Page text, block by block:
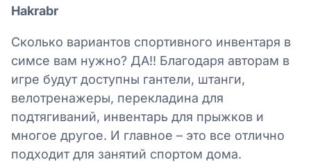
Hakrabr
Сколько вариантов спортивного инвентаря в
симсе вам нужно? ДА!! Благодаря авторам в
игре будут доступны гантели, штанги,
велотренажеры, перекладина для
подтягиваний, инвентарь для прыжков и
многое другое. И главное – это все отлично
подходит для занятий спортом дома.